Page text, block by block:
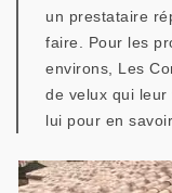
un prestataire
faire. Pour les
environs, Les
de velux qui leur
lui pour en